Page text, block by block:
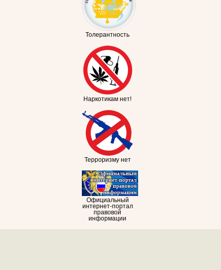
Толерантность
Наркотикам нет!
Терроризму нет
Официальный
интернет-портал
правовой
информации